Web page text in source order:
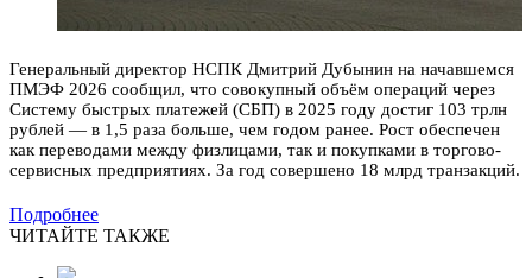
Генеральный директор НСПК Дмитрий Дубынин на начавшемся
ПМЭФ 2026 сообщил, что совокупный объём операций через
Систему быстрых платежей (СБП) в 2025 году достиг 103 трлн
рублей — в 1,5 раза больше, чем годом ранее. Рост обеспечен
как переводами между физлицами, так и покупками в торгово-
сервисных предприятиях. За год совершено 18 млрд транзакций.
Подробнее
ЧИТАЙТЕ ТАКЖЕ